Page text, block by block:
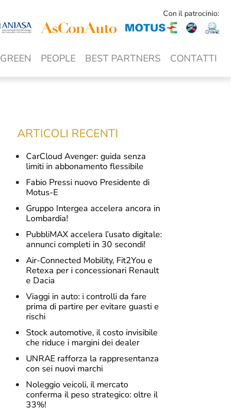
Con il patrocinio:
GREEN PEOPLE BEST PARTNERS CONTATTI
ARTICOLI RECENTI
CarCloud Avenger: guida senza
limiti in abbonamento flessibile
Fabio Pressi nuovo Presidente di
Motus-E
Gruppo Intergea accelera ancora in
Lombardia!
PubbliMAX accelera l’usato digitale:
annunci completi in 30 secondi!
Air-Connected Mobility, Fit2You e
Retexa per i concessionari Renault
e Dacia
Viaggi in auto: i controlli da fare
prima di partire per evitare guasti e
rischi
Stock automotive, il costo invisibile
che riduce i margini dei dealer
UNRAE rafforza la rappresentanza
con sei nuovi marchi
Noleggio veicoli, il mercato
conferma il peso strategico: oltre il
33%!